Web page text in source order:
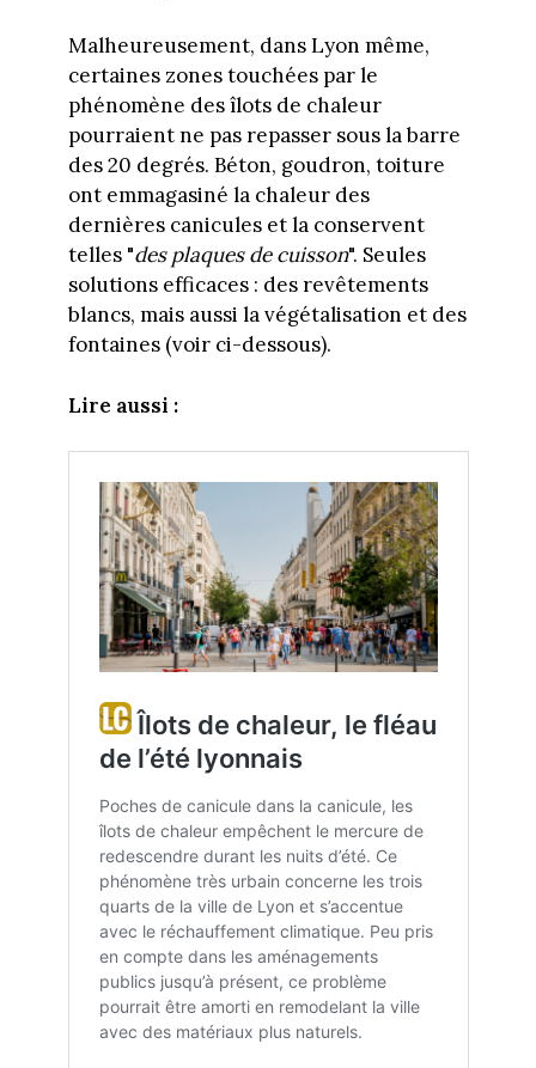
Malheureusement, dans Lyon même,
certaines zones touchées par le
phénomène des îlots de chaleur
pourraient ne pas repasser sous la barre
des 20 degrés. Béton, goudron, toiture
ont emmagasiné la chaleur des
dernières canicules et la conservent
telles "des plaques de cuisson". Seules
solutions efficaces : des revêtements
blancs, mais aussi la végétalisation et des
fontaines (voir ci-dessous).
Lire aussi :